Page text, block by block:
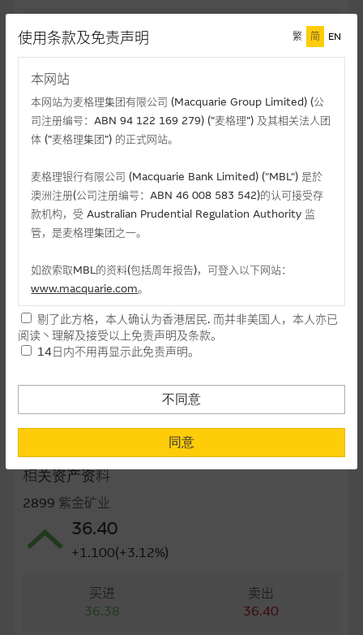
过去30日正股历史波幅 49.34%
杠杆比率
溢价 14.78%
到期日(日/月/年) 05/07/2027
上市日(日/月/年) 30/06/2026
距离到期日 332日
每手(份) 10,000
街货量(百万份) 0.91
最後更新日期： 07-08-2026 16:20 (十五分钟延迟)
相关资产资料
2899 紫金矿业
36.40
+1.100(+3.12%)
买进
36.38
卖出
36.40
使用条款及免责声明 繁 简 EN
本网站
本网站为麦格理集团有限公司 (Macquarie Group Limited) (公
司注册编号：ABN 94 122 169 279) (”麦格理”) 及其相关法人团
体 (”麦格理集团”) 的正式网站。
麦格理银行有限公司 (Macquarie Bank Limited) ("MBL") 是於
澳洲注册(公司注册编号：ABN 46 008 583 542)的认可接受存
款机构，受 Australian Prudential Regulation Authority 监
管，是麦格理集团之一。
如欲索取MBL的资料(包括周年报告)，可登入以下网站：
www.macquarie.com。
本网站所载资料会随时更改，而不作另行通知，如阁下欲取麦格
理的资料，可直接联络本集团职员。
民使用，并不提供或发售予美国人。本网站内容无意要约或唆使
阁下购买证券丶基金单位或其他投资工具(不论在参考条款上或在
其他地方)，但清楚表明上述意图的个别段落则属例外。
提供网站内容的基准 － 使用时请考虑个人风险
网站内容来自我们在所示日期时认为可靠之来源，且均以真诚提
供。惟麦格理集团并无核实所有网站内容，故就阁下的目的而
言，网站内容可能未必完整或准确。麦格理集团不会，亦没有义
务更新网站内容，或修正任何其後变为明显失实之地方。网站内
剔了此方格，本人确认为香港居民. 而并非美国人，本人亦已
阅读丶理解及接受以上免责声明及条款。
14日内不用再显示此免责声明。
不同意
同意